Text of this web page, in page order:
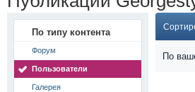
По типу контента
Форум
Пользователи
Галерея
По